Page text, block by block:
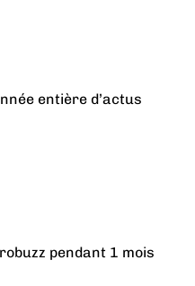
entière d’actus
pendant 1 mois